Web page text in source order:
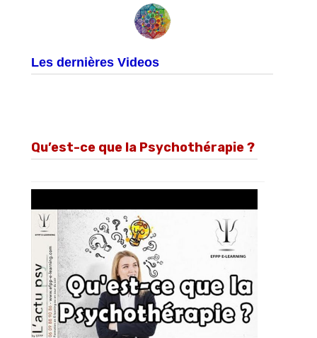
Les dernières Videos
Qu’est-ce que la Psychothérapie ?